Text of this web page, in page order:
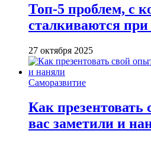
Топ-5 проблем, с
сталкиваются
27 октября 2025
Саморазвитие
Как
вас заметили и